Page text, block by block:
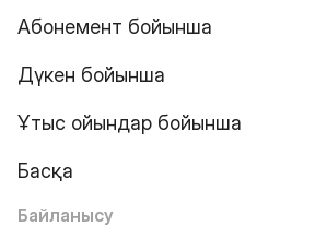
Абонемент бойынша
Дүкен бойынша
Ұтыс ойындар бойынша
Басқа
Байланысу